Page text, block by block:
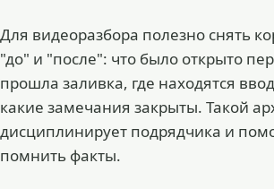
Для видеоразбора полезно снять
"до" и "после": что было открыто
прошла заливка, где находятся
какие замечания закрыты. Такой
дисциплинирует подрядчика и
помнить факты.